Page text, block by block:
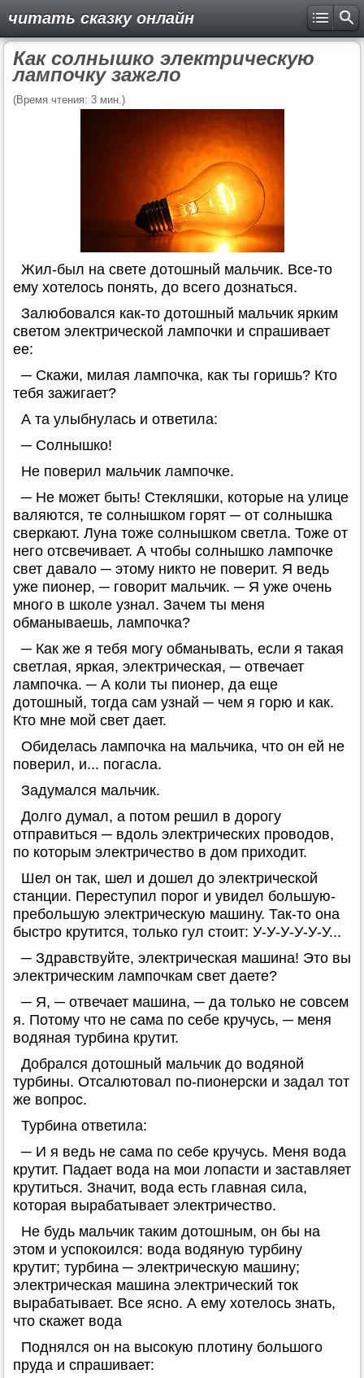
читать сказку онлайн
Как солнышко электрическую
лампочку зажгло
(Время чтения: 3 мин.)
Жил-был на свете дотошный мальчик. Все-то
ему хотелось понять, до всего дознаться.
Залюбовался как-то дотошный мальчик ярким
светом электрической лампочки и спрашивает
ее:
─ Скажи, милая лампочка, как ты горишь? Кто
тебя зажигает?
А та улыбнулась и ответила:
─ Солнышко!
Не поверил мальчик лампочке.
─ Не может быть! Стекляшки, которые на улице
валяются, те солнышком горят ─ от солнышка
сверкают. Луна тоже солнышком светла. Тоже от
него отсвечивает. А чтобы солнышко лампочке
свет давало ─ этому никто не поверит. Я ведь
уже пионер, ─ говорит мальчик. ─ Я уже очень
много в школе узнал. Зачем ты меня
обманываешь, лампочка?
─ Как же я тебя могу обманывать, если я такая
светлая, яркая, электрическая, ─ отвечает
лампочка. ─ А коли ты пионер, да еще
дотошный, тогда сам узнай ─ чем я горю и как.
Кто мне мой свет дает.
Обиделась лампочка на мальчика, что он ей не
поверил, и... погасла.
Задумался мальчик.
Долго думал, а потом решил в дорогу
отправиться ─ вдоль электрических проводов,
по которым электричество в дом приходит.
Шел он так, шел и дошел до электрической
станции. Переступил порог и увидел большую-
пребольшую электрическую машину. Так-то она
быстро крутится, только гул стоит: У-У-У-У-У-У...
─ Здравствуйте, электрическая машина! Это вы
электрическим лампочкам свет даете?
─ Я, ─ отвечает машина, ─ да только не совсем
я. Потому что не сама по себе кручусь, ─ меня
водяная турбина крутит.
Добрался дотошный мальчик до водяной
турбины. Отсалютовал по-пионерски и задал тот
же вопрос.
Турбина ответила:
─ И я ведь не сама по себе кручусь. Меня вода
крутит. Падает вода на мои лопасти и заставляет
крутиться. Значит, вода есть главная сила,
которая вырабатывает электричество.
Не будь мальчик таким дотошным, он бы на
этом и успокоился: вода водяную турбину
крутит; турбина ─ электрическую машину;
электрическая машина электрический ток
вырабатывает. Все ясно. А ему хотелось знать,
что скажет вода
Поднялся он на высокую плотину большого
пруда и спрашивает: